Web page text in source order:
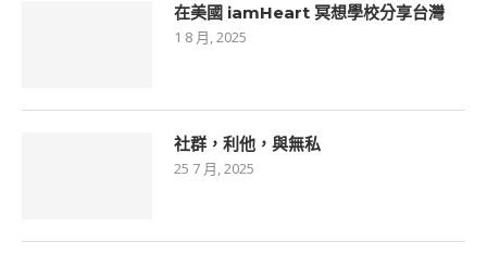
在美國 iamHeart 冥想學校分享台灣
1 8 月, 2025
社群，利他，與無私
25 7 月, 2025